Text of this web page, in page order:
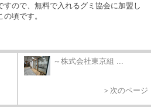
すので、無料で入れるグミ協会に加盟し
頃です。
～株式会社東京組 ...
＞次のページ